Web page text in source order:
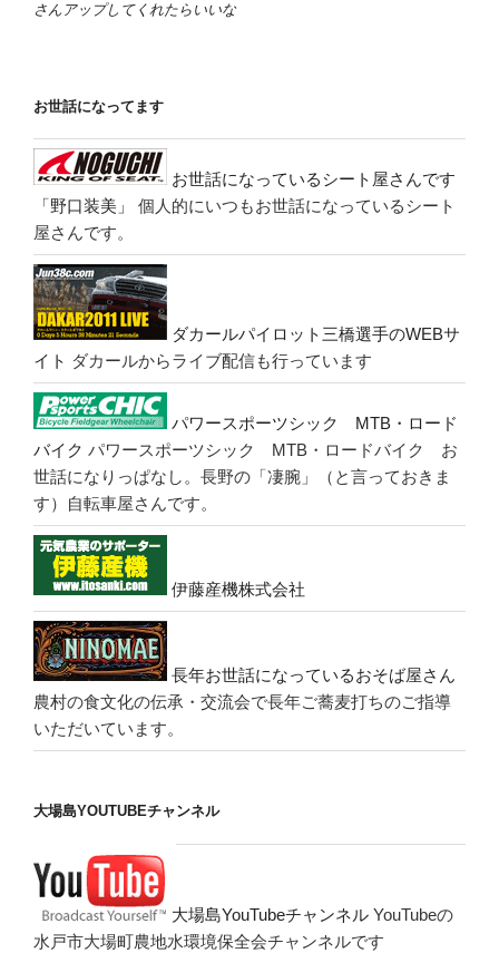
さんアップしてくれたらいいな
お世話になってます
お世話になっているシート屋さんです
「野口装美」
個人的にいつもお世話になっているシート
屋さんです。
ダカールパイロット三橋選手のWEBサ
イト ダカールからライブ配信も行っています
パワースポーツシック MTB・ロード
バイク パワースポーツシック MTB・ロードバイク お
世話になりっぱなし。長野の「凄腕」（と言っておきま
す）自転車屋さんです。
伊藤産機株式会社
長年お世話になっているおそば屋さん
農村の食文化の伝承・交流会で長年ご蕎麦打ちのご指導
いただいています。
大場島YOUTUBEチャンネル
大場島YouTubeチャンネル YouTubeの
水戸市大場町農地水環境保全会チャンネルです